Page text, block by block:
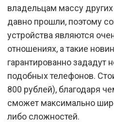
владельцам массу
давно прошли, поэтому
устройства являются
отношениях, а такие
гарантированно зададут
подобных телефонов.
800 рублей), благодаря
сможет максимально
либо сложностей.